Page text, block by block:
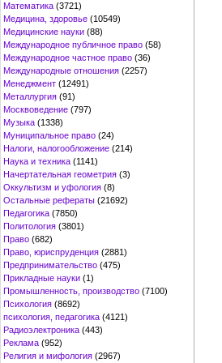
Математика (3721)
Медицина, здоровье (10549)
Медицинские науки (88)
Международное публичное право (58)
Международное частное право (36)
Международные отношения (2257)
Менеджмент (12491)
Металлургия (91)
Москвоведение (797)
Музыка (1338)
Муниципальное право (24)
Налоги, налогообложение (214)
Наука и техника (1141)
Начертательная геометрия (3)
Оккультизм и уфология (8)
Остальные рефераты (21692)
Педагогика (7850)
Политология (3801)
Право (682)
Право, юриспруденция (2881)
Предпринимательство (475)
Прикладные науки (1)
Промышленность, производство (7100)
Психология (8692)
психология, педагогика (4121)
Радиоэлектроника (443)
Реклама (952)
Религия и мифология (2967)